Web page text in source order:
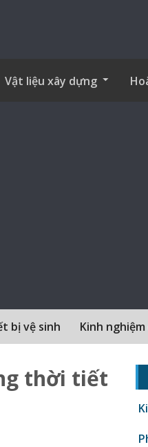
Vật liệu xây dựng
bị vệ sinh Kinh
thời tiết